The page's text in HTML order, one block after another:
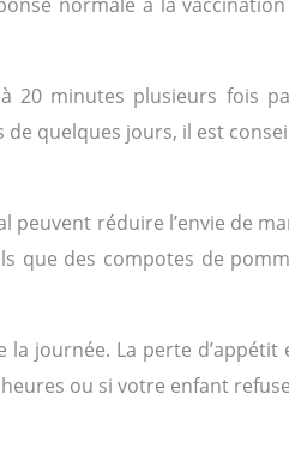
20 minutes plusieurs fois
quelques jours, il est
peuvent réduire l’envie de
que des compotes de
journée. La perte
ou si votre enfant